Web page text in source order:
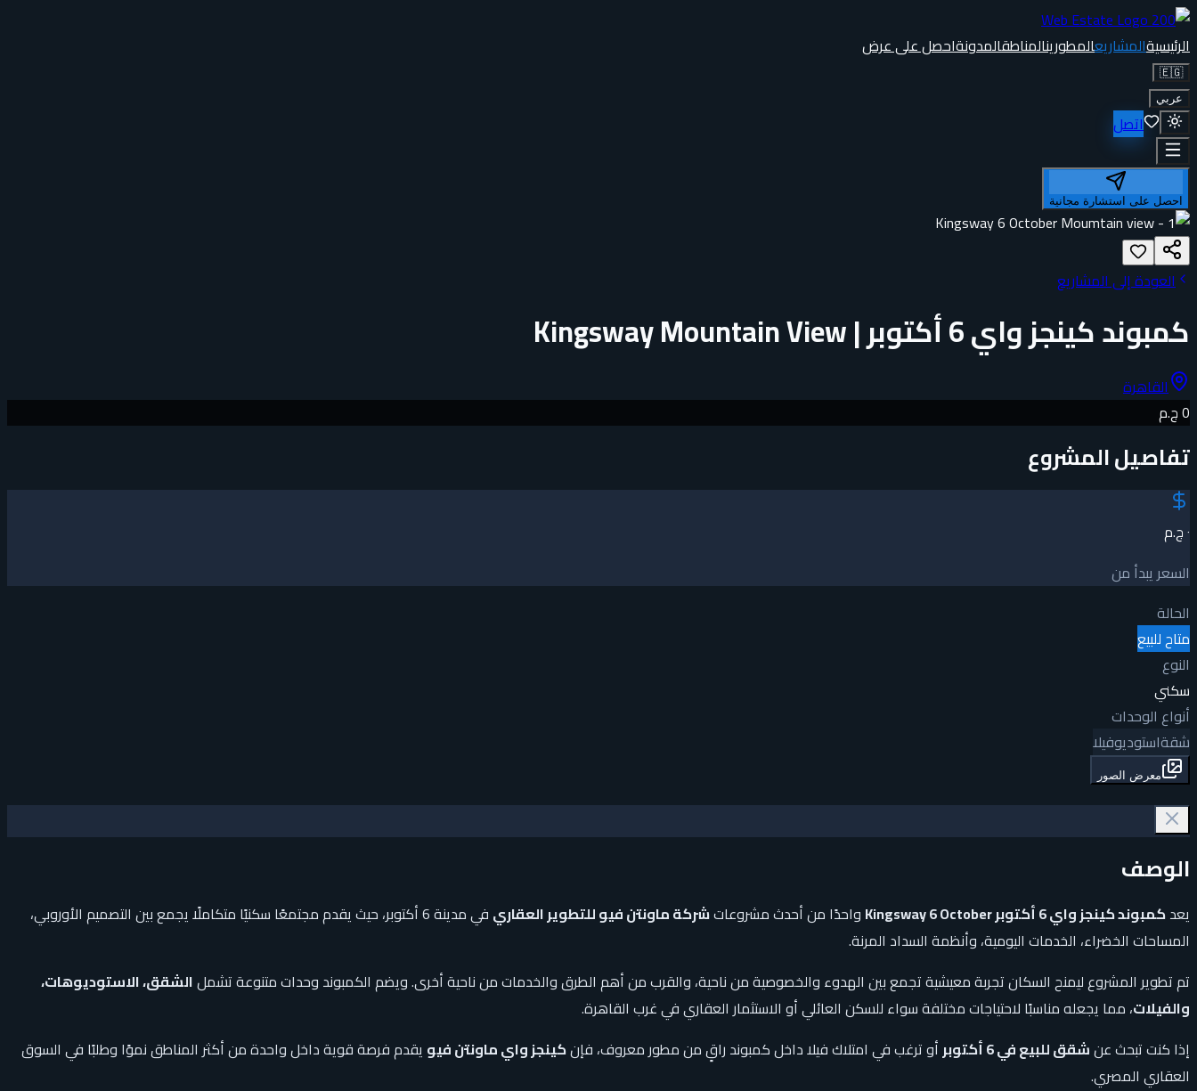
الرئيسيةالمشاريعالمطورينالمناطقالمدونةاحصل على عرض
🇪🇬
عربي
اتصل
احصل على استشارة مجانية
العودة إلى المشاريع
كمبوند كينجز واي 6 أكتوبر | Kingsway Mountain View
القاهرة
0 ج.م
تفاصيل المشروع
٠ ج.م
السعر يبدأ من
الحالة
متاح للبيع
النوع
سكني
أنواع الوحدات
شقةاستوديوفيلا
معرض الصور
الوصف
يعدكمبوند كينجز واي 6 أكتوبر Kingsway 6 October واحدًا من أحدث مشروعاتشركة ماونتن فيو للتطوير العقاري
في مدينة 6 أكتوبر، حيث يقدم مجتمعًا سكنيًا متكاملًا يجمع بين التصميم الأوروبي،
المساحات الخضراء، الخدمات اليومية، وأنظمة السداد المرنة.
تم تطوير المشروع ليمنح السكان تجربة معيشية تجمع بين الهدوء والخصوصية من ناحية، والقرب من أهم الطرق والخدمات من ناحية أخرى. ويضم الكمبوند وحدات متنوعة تشملالشقق، الاستوديوهات،
والفيلات، مما يجعله مناسبًا لاحتياجات مختلفة سواء للسكن العائلي أو الاستثمار العقاري في غرب القاهرة.
إذا كنت تبحث عنشقق للبيع في 6 أكتوبر أو ترغب في امتلاك فيلا داخل كمبوند راقٍ من مطور معروف، فإنكينجز واي ماونتن فيو يقدم فرصة قوية داخل واحدة من أكثر المناطق نموًا وطلبًا في السوق
العقاري المصري.